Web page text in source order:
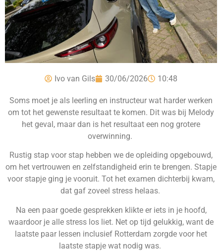
Ivo van Gils 30/06/2026 10:48
Soms moet je als leerling en instructeur wat harder werken
om tot het gewenste resultaat te komen. Dit was bij Melody
het geval, maar dan is het resultaat een nog grotere
overwinning.
Rustig stap voor stap hebben we de opleiding opgebouwd,
om het vertrouwen en zelfstandigheid erin te brengen. Stapje
voor stapje ging je vooruit. Tot het examen dichterbij kwam,
dat gaf zoveel stress helaas.
Na een paar goede gesprekken klikte er iets in je hoofd,
waardoor je alle stress los liet. Net op tijd gelukkig, want de
laatste paar lessen inclusief Rotterdam zorgde voor het
laatste stapje wat nodig was.